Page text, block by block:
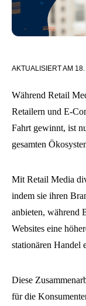
AKTUALISIERT AM
Während Retail
Retailern und E-
Fahrt gewinnt, ist
gesamten
Mit Retail Media
indem sie ihren
anbieten, während
Websites eine
stationären Handel
Diese
für die